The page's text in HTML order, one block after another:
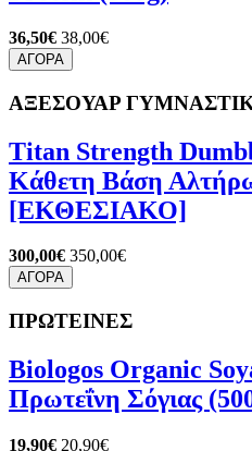
36,50€ 38,00€
ΑΓΟΡΑ
ΑΞΕΣΟΥΑΡ
Titan Strength
Κάθετη Βάση
[ΕΚΘΕΣΙΑΚΟ]
300,00€ 350,00€
ΑΓΟΡΑ
ΠΡΩΤΕΙΝΕΣ
Biologos Organic
Πρωτεΐνη Σόγιας
19,90€ 20,90€